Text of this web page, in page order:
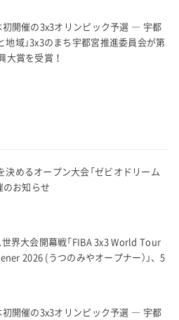
本初開催の3x3オリンピック予選 ― 宇都
地域」3x3のまち宇都宮推進委員会が第
大賞を受賞！
決めるオープン大会「ゼビオドリーム
のお知らせ
界大会開幕戦「FIBA 3x3 World Tour
2026 (うつのみやオープナー）」、5
本初開催の3x3オリンピック予選 ― 宇都